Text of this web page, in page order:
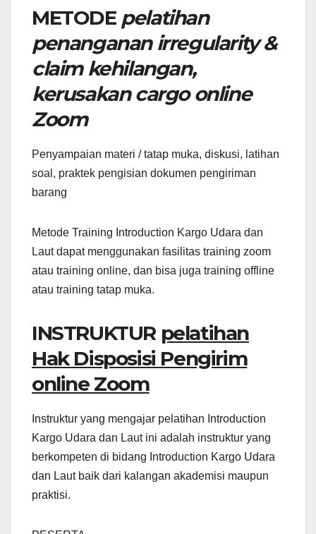
METODE pelatihan
penanganan irregularity &
claim kehilangan,
kerusakan cargo online
Zoom
Penyampaian materi / tatap muka, diskusi, latihan
soal, praktek pengisian dokumen pengiriman
barang
Metode Training Introduction Kargo Udara dan
Laut dapat menggunakan fasilitas training zoom
atau training online, dan bisa juga training offline
atau training tatap muka.
INSTRUKTUR pelatihan
Hak Disposisi Pengirim
online Zoom
Instruktur yang mengajar pelatihan Introduction
Kargo Udara dan Laut ini adalah instruktur yang
berkompeten di bidang Introduction Kargo Udara
dan Laut baik dari kalangan akademisi maupun
praktisi.